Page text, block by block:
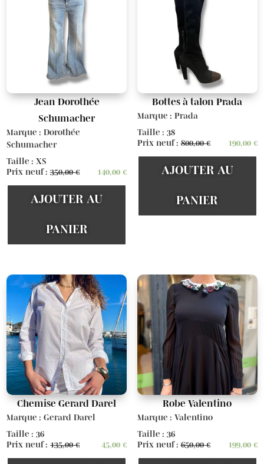
Jean Dorothée
Schumacher
Marque : Dorothée
Schumacher
Taille : XS
Prix neuf :350,00€ 140,00€
AJOUTER AU
PANIER
Bottes à talon Prada
Marque : Prada
Taille : 38
Prix neuf :800,00€ 190,00 €
AJOUTER AU
PANIER
Chemise Gerard Darel
Marque : Gerard Darel
Taille : 36
Prix neuf :135,00€ 45,00€
Robe Valentino
Marque : Valentino
Taille : 36
Prix neuf :650,00€ 199,00 €